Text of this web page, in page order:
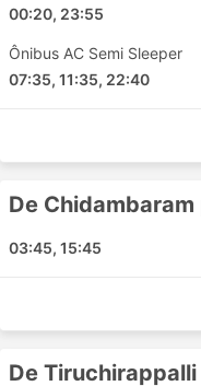
Kovilpatti -
Puducherry -
Tiruchirappalli -
Vridhachalam -
Thiruchendur -
Chennai -
00:20, 23:55
Ônibus AC Semi Sleeper
07:35, 11:35, 22:40
De
03:45, 15:45
De